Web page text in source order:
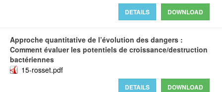
DOWNLOAD
DETAILS
Approche quantitative de l’évolution des dangers :
Comment évaluer les potentiels de croissance/destruction
bactériennes
15-rosset.pdf
DOWNLOAD
DETAILS